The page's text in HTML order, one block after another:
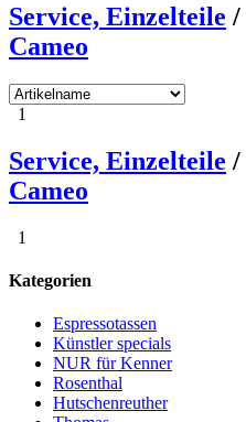
Service, Einzelteile /
Cameo
1
Service, Einzelteile /
Cameo
1
Kategorien
Espressotassen
Künstler specials
NUR für Kenner
Rosenthal
Hutschenreuther